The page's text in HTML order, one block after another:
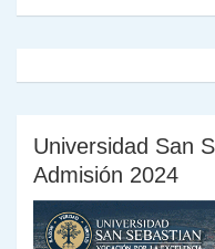
Universidad San
Admisión 2024